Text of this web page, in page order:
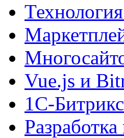
Vue.js и
1С-